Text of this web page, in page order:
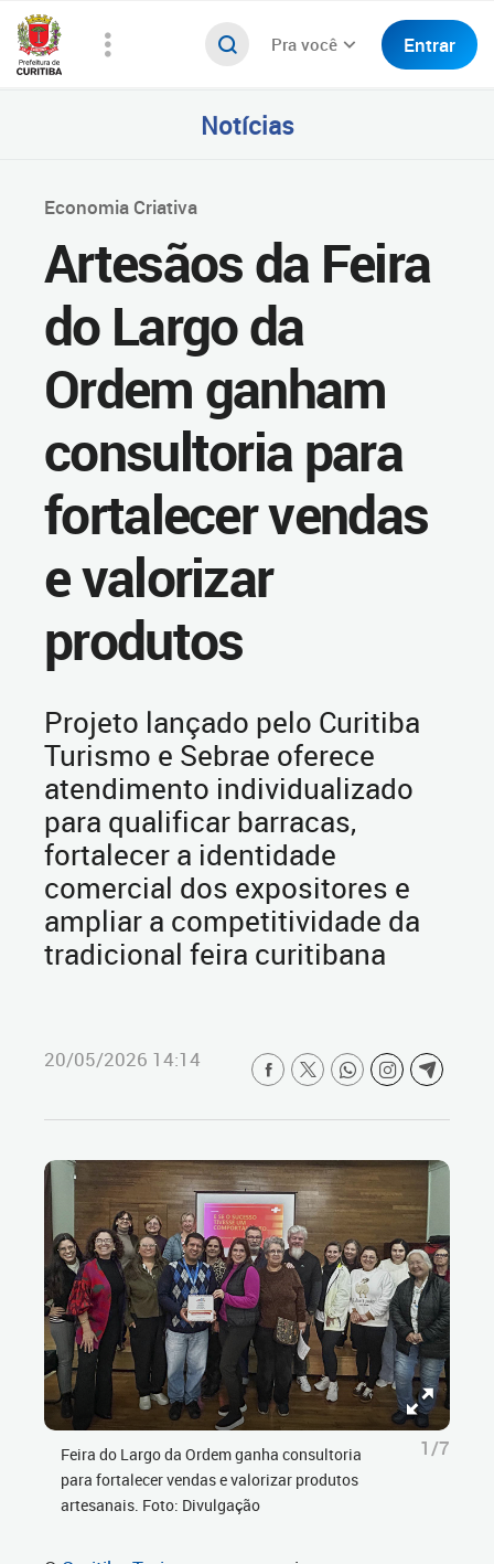
Pra você Entrar
Notícias
Economia Criativa
Artesãos da Feira
do Largo da
Ordem ganham
consultoria para
fortalecer vendas
e valorizar
produtos
Projeto lançado pelo Curitiba
Turismo e Sebrae oferece
atendimento individualizado
para qualificar barracas,
fortalecer a identidade
comercial dos expositores e
ampliar a competitividade da
tradicional feira curitibana
20/05/2026 14:14
Feira do Largo da Ordem ganha consultoria
para fortalecer vendas e valorizar produtos
artesanais. Foto: Divulgação
1/7